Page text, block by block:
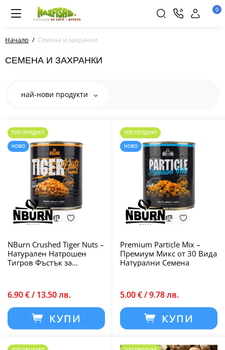
0
Начало Семена и захранки
СЕМЕНА И ЗАХРАНКИ
най-нови продукти
ТОП ПРОДУКТ
НОВО
NBurn Crushed Tiger Nuts –
Натурален Натрошен
Тигров Фъстък за
6.90 € / 13.50 лв.
КУПИ
ТОП ПРОДУКТ
НОВО
Premium Particle Mix –
Премиум Микс от 30 Вида
Натурални Семена
5.00 € / 9.78 лв.
КУПИ